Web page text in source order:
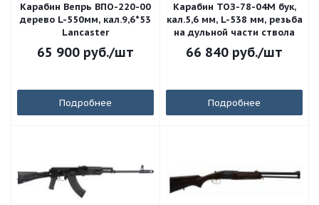
Карабин Вепрь ВПО-220-00
дерево L-550мм, кал.9,6*53
Lancaster
65 900 руб./шт
Подробнее
Карабин ТОЗ-78-04М бук,
кал.5,6 мм, L-538 мм, резьба
на дульной части ствола
66 840 руб./шт
Подробнее